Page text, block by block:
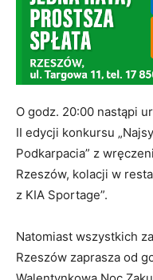
O godz. 20:00 nastąpi
II edycji konkursu
Podkarpacia” z
Rzeszów, kolacji w
z KIA Sportage”.
Natomiast wszystkich
Rzeszów zaprasza od